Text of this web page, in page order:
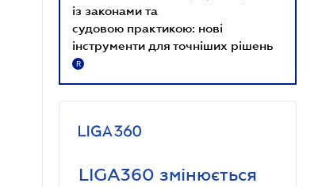
із законами та
судовою практикою: нові
інструменти для точніших рішень
R
LIGA360 змінюється